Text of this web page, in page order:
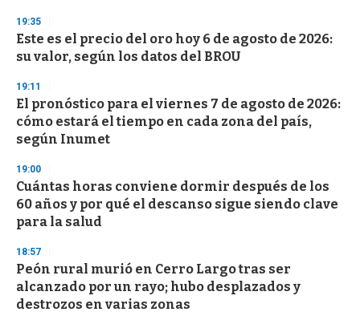
19:35
Este es el precio del oro hoy 6 de agosto de 2026:
su valor, según los datos del BROU
19:11
El pronóstico para el viernes 7 de agosto de 2026:
cómo estará el tiempo en cada zona del país,
según Inumet
19:00
Cuántas horas conviene dormir después de los
60 años y por qué el descanso sigue siendo clave
para la salud
18:57
Peón rural murió en Cerro Largo tras ser
alcanzado por un rayo; hubo desplazados y
destrozos en varias zonas